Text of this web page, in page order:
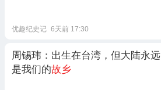
优趣纪史记 6天前 17:30
周锡玮：出生在台湾，但大陆永远
是我们的故乡